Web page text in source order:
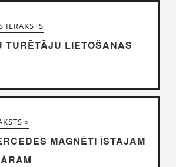
IERAKSTS
TURĒTĀJU LIETOŠANAS
»
MAGNĒTI ĪSTAJAM